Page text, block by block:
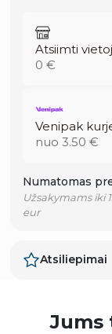
Atsiimti
0 €
Venipak
nuo 3.50 €
Numatomas
Užsakymams iki
eur
Atsiliepimai
Jums